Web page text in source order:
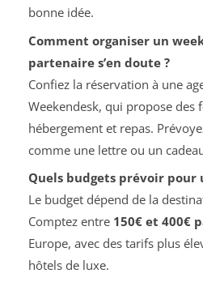
bonne idée.
Comment organiser un
partenaire s’en doute ?
Confiez la réservation à une
Weekendesk, qui propose
hébergement et repas.
comme une lettre ou un
Quels budgets prévoir pour
Le budget dépend de la
Comptez entre 150€ et 400€
Europe, avec des tarifs plus
hôtels de luxe.